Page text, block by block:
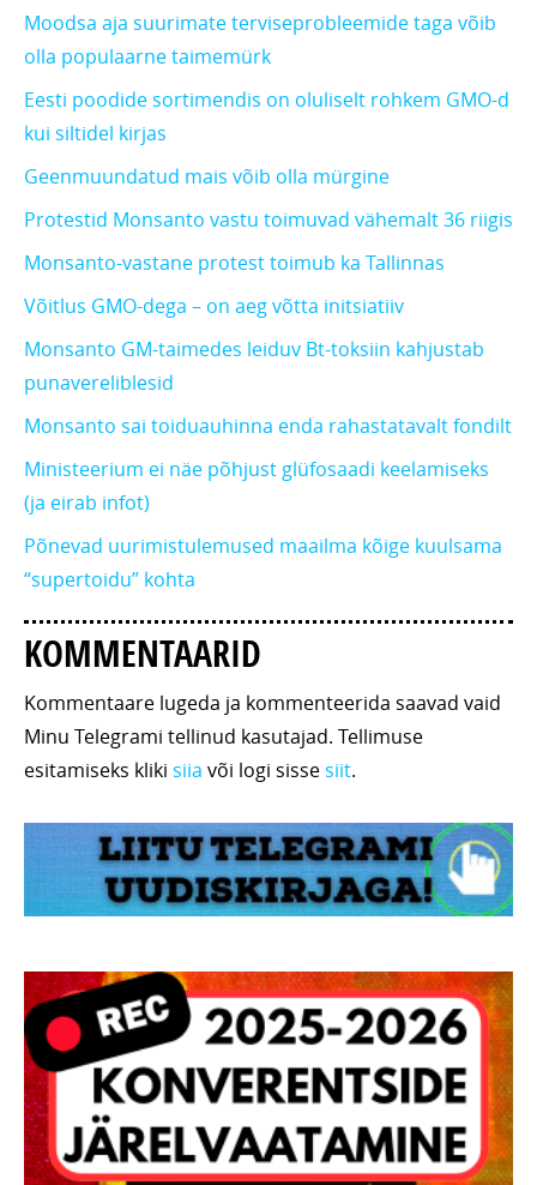
Moodsa aja suurimate terviseprobleemide taga võib
olla populaarne taimemürk
Eesti poodide sortimendis on oluliselt rohkem GMO-d
kui siltidel kirjas
Geenmuundatud mais võib olla mürgine
Protestid Monsanto vastu toimuvad vähemalt 36 riigis
Monsanto-vastane protest toimub ka Tallinnas
Võitlus GMO-dega – on aeg võtta initsiatiiv
Monsanto GM-taimedes leiduv Bt-toksiin kahjustab
punavereliblesid
Monsanto sai toiduauhinna enda rahastatavalt fondilt
Ministeerium ei näe põhjust glüfosaadi keelamiseks
(ja eirab infot)
Põnevad uurimistulemused maailma kõige kuulsama
“supertoidu” kohta
KOMMENTAARID
Kommentaare lugeda ja kommenteerida saavad vaid
Minu Telegrami tellinud kasutajad. Tellimuse
esitamiseks kliki siia või logi sissesiit.